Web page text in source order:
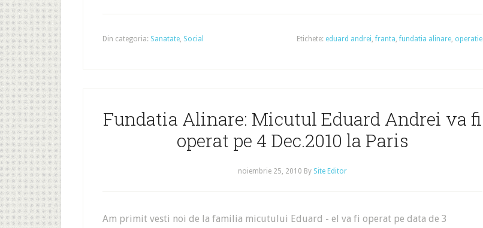
Din categoria: Sanatate, Social Etichete: eduard andrei,franta,fundatia alinare, operatie
Fundatia Alinare: Micutul Eduard Andrei va fi
operat pe 4 Dec.2010 la Paris
noiembrie 25, 2010 By Site Editor
Am primit vesti noi de la familia micutului Eduard - el va fi operat pe data de 3